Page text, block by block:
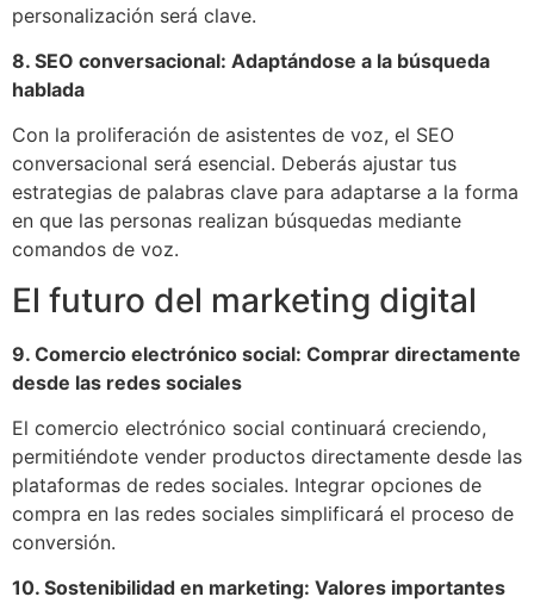
personalización será clave.
8. SEO conversacional: Adaptándose a la búsqueda
hablada
Con la proliferación de asistentes de voz, el SEO
conversacional será esencial. Deberás ajustar tus
estrategias de palabras clave para adaptarse a la forma
en que las personas realizan búsquedas mediante
comandos de voz.
El futuro del marketing digital
9. Comercio electrónico social: Comprar directamente
desde las redes sociales
El comercio electrónico social continuará creciendo,
permitiéndote vender productos directamente desde las
plataformas de redes sociales. Integrar opciones de
compra en las redes sociales simplificará el proceso de
conversión.
10. Sostenibilidad en marketing: Valores importantes